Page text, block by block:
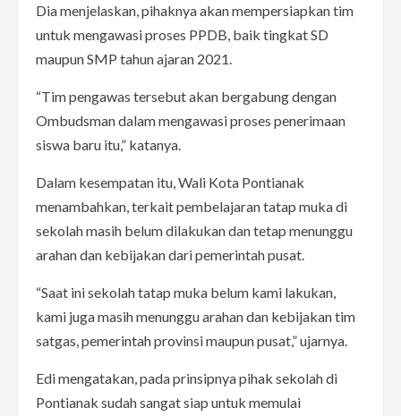
Dia menjelaskan, pihaknya akan mempersiapkan tim
untuk mengawasi proses PPDB, baik tingkat SD
maupun SMP tahun ajaran 2021.
“Tim pengawas tersebut akan bergabung dengan
Ombudsman dalam mengawasi proses penerimaan
siswa baru itu,” katanya.
Dalam kesempatan itu, Wali Kota Pontianak
menambahkan, terkait pembelajaran tatap muka di
sekolah masih belum dilakukan dan tetap menunggu
arahan dan kebijakan dari pemerintah pusat.
“Saat ini sekolah tatap muka belum kami lakukan,
kami juga masih menunggu arahan dan kebijakan tim
satgas, pemerintah provinsi maupun pusat,” ujarnya.
Edi mengatakan, pada prinsipnya pihak sekolah di
Pontianak sudah sangat siap untuk memulai